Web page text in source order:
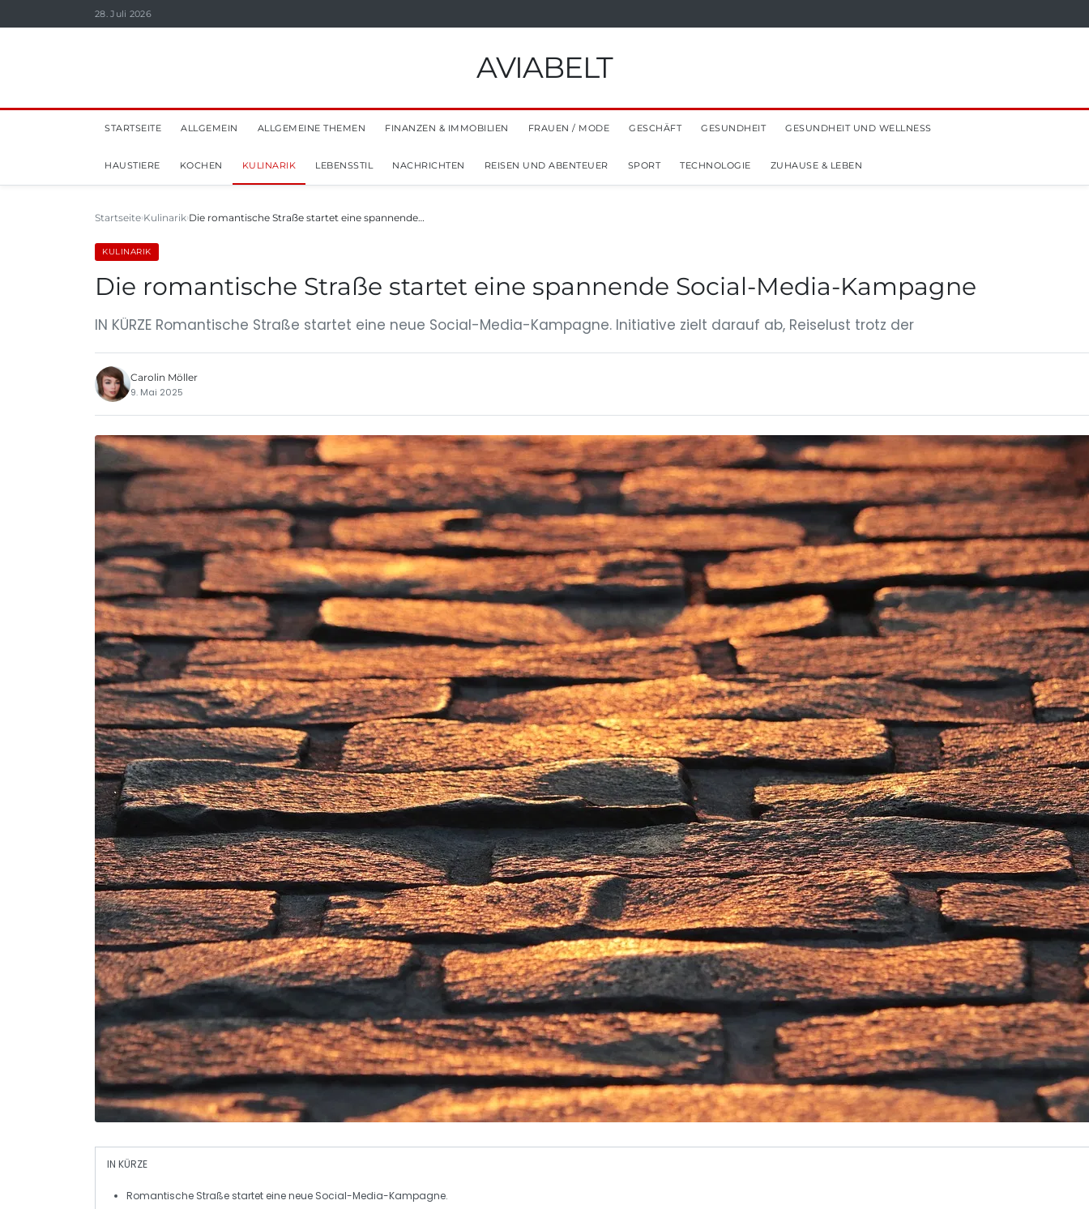
28. Juli 2026
AVIABELT
STARTSEITE ALLGEMEIN ALLGEMEINE THEMEN FINANZEN & IMMOBILIEN FRAUEN / MODE GESCHÄFT GESUNDHEIT GESUNDHEIT UND WELLNESS
HAUSTIERE KOCHEN KULINARIK LEBENSSTIL NACHRICHTEN REISEN UND ABENTEUER SPORT TECHNOLOGIE ZUHAUSE & LEBEN
Startseite Kulinarik Die romantische Straße startet eine spannende…
KULINARIK
Die romantische Straße startet eine spannende Social-Media-Kampagne
IN KÜRZE Romantische Straße startet eine neue Social-Media-Kampagne. Initiative zielt darauf ab, Reiselust trotz der
Carolin Möller
9. Mai 2025
IN KÜRZE
Romantische Straße startet eine neue Social-Media-Kampagne.